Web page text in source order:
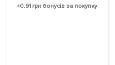
+0.91грн бонусів за покупку